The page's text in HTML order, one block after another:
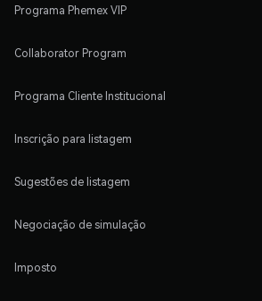
Programa Phemex VIP
Collaborator Program
Programa Cliente Institucional
Inscrição para listagem
Sugestões de listagem
Negociação de simulação
Imposto